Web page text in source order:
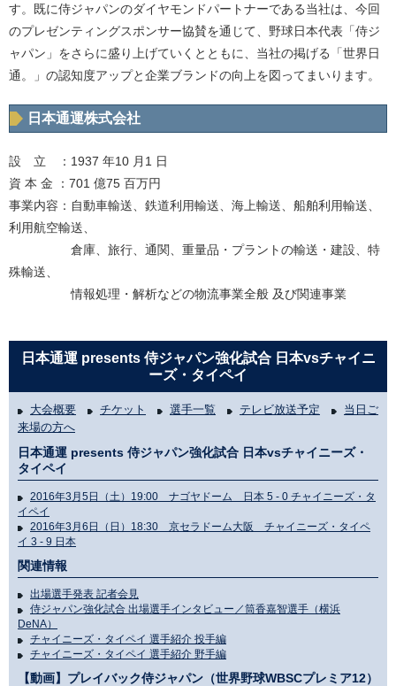
す。既に侍ジャパンのダイヤモンドパートナーである当社は、今回
のプレゼンティングスポンサー協賛を通じて、野球日本代表「侍ジ
ャパン」をさらに盛り上げていくとともに、当社の掲げる「世界日
通。」の認知度アップと企業ブランドの向上を図ってまいります。
日本通運株式会社
設 立 ：1937 年10 月1 日
資 本 金 ：701 億75 百万円
事業内容：自動車輸送、鉄道利用輸送、海上輸送、船舶利用輸送、
利用航空輸送、
倉庫、旅行、通関、重量品・プラントの輸送・建設、特
殊輸送、
情報処理・解析などの物流事業全般 及び関連事業
日本通運 presents 侍ジャパン強化試合 日本vsチャイニ
ーズ・タイペイ
大会概要 チケット 選手一覧 テレビ放送予定
当日ご
来場の方へ
日本通運 presents 侍ジャパン強化試合 日本vsチャイニーズ・
タイペイ
2016年3月5日（土）19:00 ナゴヤドーム 日本 5 - 0 チャイニーズ・タ
イペイ
2016年3月6日（日）18:30 京セラドーム大阪 チャイニーズ・タイペ
イ 3 - 9 日本
関連情報
出場選手発表 記者会見
侍ジャパン強化試合 出場選手インタビュー／筒香嘉智選手（横浜
DeNA）
チャイニーズ・タイペイ 選手紹介 投手編
チャイニーズ・タイペイ 選手紹介 野手編
【動画】プレイバック侍ジャパン（世界野球WBSCプレミア12）